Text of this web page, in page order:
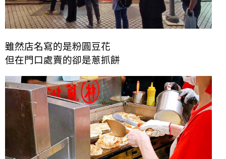
雖然店名寫的是粉圓豆花
但在門口處賣的卻是蔥抓餅